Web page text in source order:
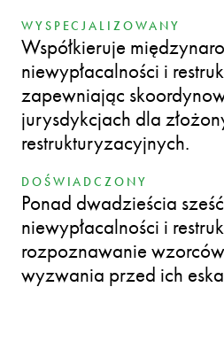
WYSPECJALIZOWANY
Współkieruje
niewypłacalności i
zapewniając
jurysdykcjach dla
restrukturyzacyjnych.
DOŚWIADCZONY
Ponad dwadzieścia
niewypłacalności i
rozpoznawanie
wyzwania przed ich